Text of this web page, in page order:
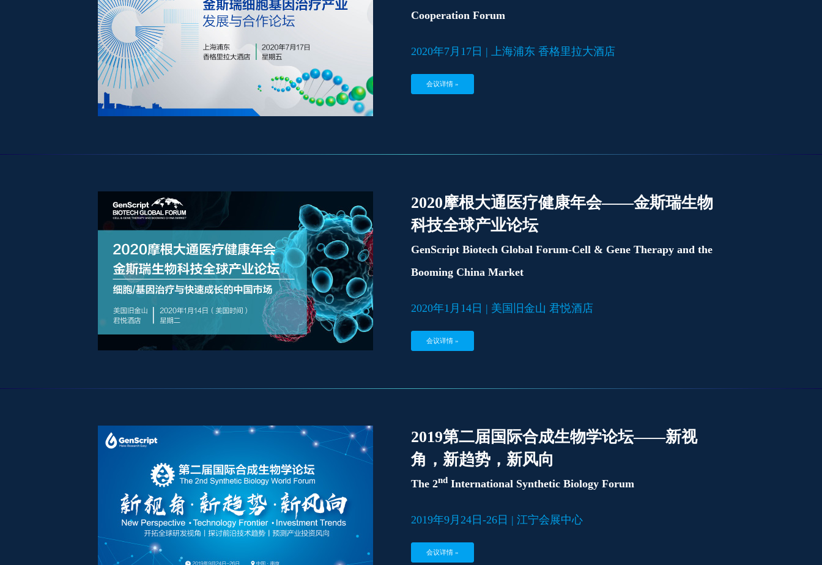
Cooperation Forum
2020年7月17日 | 上海浦东 香格里拉大酒店
会议详情 »
2020摩根大通医疗健康年会——金斯瑞生物
科技全球产业论坛
GenScript Biotech Global Forum-Cell & Gene Therapy and the
Booming China Market
2020年1月14日 | 美国旧金山 君悦酒店
会议详情 »
2019第二届国际合成生物学论坛——新视
角，新趋势，新风向
The 2nd International Synthetic Biology Forum
2019年9月24日-26日 | 江宁会展中心
会议详情 »